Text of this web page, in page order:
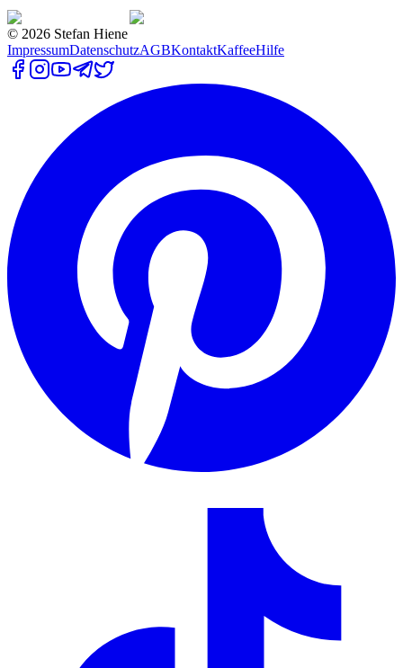
© 2026 Stefan Hiene
ImpressumDatenschutzAGBKontaktKaffeeHilfe